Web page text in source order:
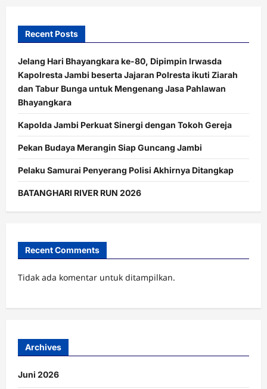
Recent Posts
Jelang Hari Bhayangkara ke-80, Dipimpin Irwasda
Kapolresta Jambi beserta Jajaran Polresta ikuti Ziarah
dan Tabur Bunga untuk Mengenang Jasa Pahlawan
Bhayangkara
Kapolda Jambi Perkuat Sinergi dengan Tokoh Gereja
Pekan Budaya Merangin Siap Guncang Jambi
Pelaku Samurai Penyerang Polisi Akhirnya Ditangkap
BATANGHARI RIVER RUN 2026
Recent Comments
Tidak ada komentar untuk ditampilkan.
Archives
Juni 2026